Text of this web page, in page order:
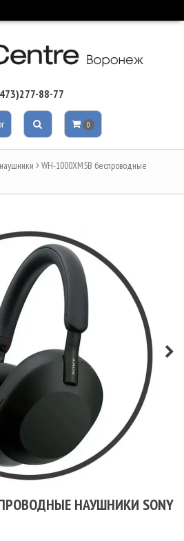
88-77
0
WH-1000XM5B беспроводные
НАУШНИКИ SONY